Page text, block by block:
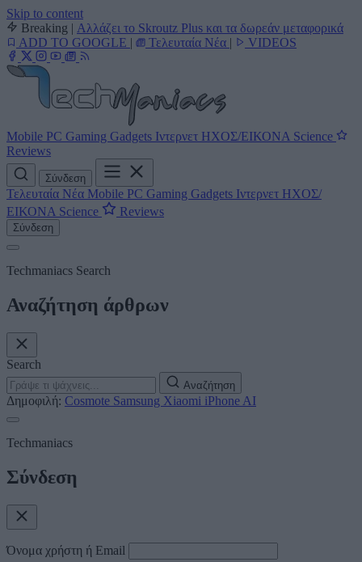
Skip to content
Breaking | Αλλάζει το Skroutz Plus και τα δωρεάν μεταφορικά
ADD TO GOOGLE | Τελευταία Νέα | VIDEOS
Mobile PC Gaming Gadgets Ιντερνετ ΗΧΟΣ/ΕΙΚΟΝΑ Science
Reviews
Σύνδεση
Τελευταία Νέα Mobile PC Gaming Gadgets Ιντερνετ ΗΧΟΣ/
ΕΙΚΟΝΑ Science Reviews
Σύνδεση
Techmaniacs Search
Αναζήτηση άρθρων
Search
Αναζήτηση
Δημοφιλή: Cosmote Samsung Xiaomi iPhone AI
Techmaniacs
Σύνδεση
Όνομα χρήστη ή Email